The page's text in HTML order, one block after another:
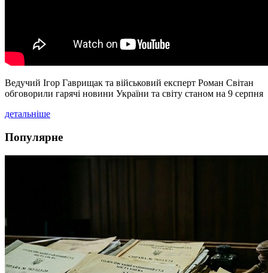
Ведучий Ігор Гаврищак та військовий експерт Роман Світан
обговорили гарячі новини України та світу станом на 9 серпня
детальніше
Популярне